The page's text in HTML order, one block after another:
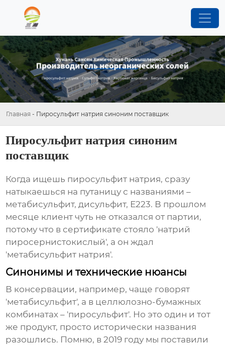
Главная - Пиросульфит натрия синоним поставщик
Пиросульфит натрия синоним
поставщик
Когда ищешь пиросульфит натрия, сразу
натыкаешься на путаницу с названиями –
метабисульфит, дисульфит, Е223. В прошлом
месяце клиент чуть не отказался от партии,
потому что в сертификате стояло 'натрий
пиросернистокислый', а он ждал
'метабисульфит натрия'.
Синонимы и технические нюансы
В консервации, например, чаще говорят
'метабисульфит', а в целлюлозно-бумажных
комбинатах – 'пиросульфит'. Но это один и тот
же продукт, просто исторически названия
разошлись. Помню, в 2019 году мы поставили